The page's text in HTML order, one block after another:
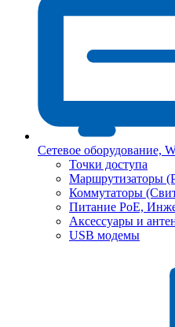
Сетевое оборудование,
Точки доступа
Маршрутизаторы
Коммутаторы
Питание PoE,
Аксессуары и
USB модемы